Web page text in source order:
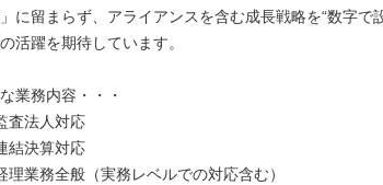
に留まらず、アライアンスを含む成長戦略を“数字で
活躍を期待しています。
業務内容・・・
査法人対応
結決算対応
理業務全般（実務レベルでの対応含む）